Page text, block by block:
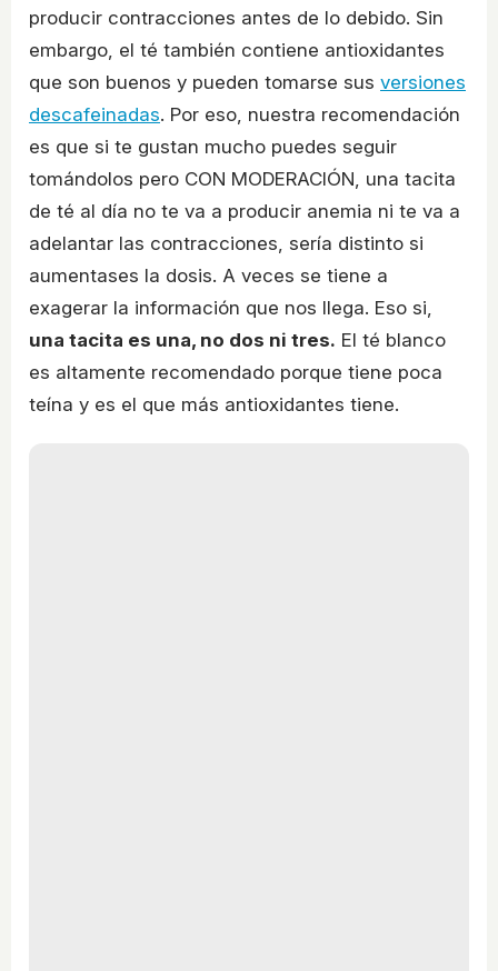
producir contracciones antes de lo debido. Sin
embargo, el té también contiene antioxidantes
que son buenos y pueden tomarse sus versiones
descafeinadas. Por eso, nuestra recomendación
es que si te gustan mucho puedes seguir
tomándolos pero CON MODERACIÓN, una tacita
de té al día no te va a producir anemia ni te va a
adelantar las contracciones, sería distinto si
aumentases la dosis. A veces se tiene a
exagerar la información que nos llega. Eso si,
una tacita es una, no dos ni tres. El té blanco
es altamente recomendado porque tiene poca
teína y es el que más antioxidantes tiene.